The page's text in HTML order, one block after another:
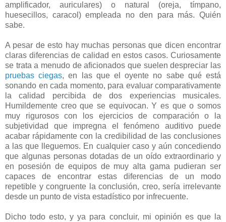
amplificador, auriculares) o natural (oreja, tímpano,
huesecillos, caracol) empleada no den para más. Quién
sabe.
A pesar de esto hay muchas personas que dicen encontrar
claras diferencias de calidad en estos casos. Curiosamente
se trata a menudo de aficionados que suelen despreciar las
pruebas ciegas, en las que el oyente no sabe qué está
sonando en cada momento, para evaluar comparativamente
la calidad percibida de dos experiencias musicales.
Humildemente creo que se equivocan. Y es que o somos
muy rigurosos con los ejercicios de comparación o la
subjetividad que impregna el fenómeno auditivo puede
acabar rápidamente con la credibilidad de las conclusiones
a las que lleguemos. En cualquier caso y aún concediendo
que algunas personas dotadas de un oído extraordinario y
en posesión de equipos de muy alta gama pudieran ser
capaces de encontrar estas diferencias de un modo
repetible y congruente la conclusión, creo, sería irrelevante
desde un punto de vista estadístico por infrecuente.
Dicho todo esto, y ya para concluir, mi opinión es que la